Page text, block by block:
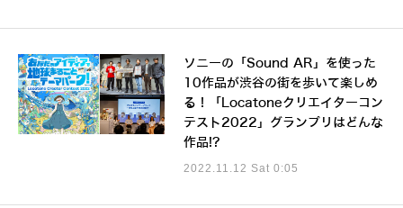
ソニーの「Sound AR」を使った
10作品が渋谷の街を歩いて楽しめ
る！「Locatoneクリエイターコン
テスト2022」グランプリはどんな
作品!?
2022.11.12 Sat 0:05